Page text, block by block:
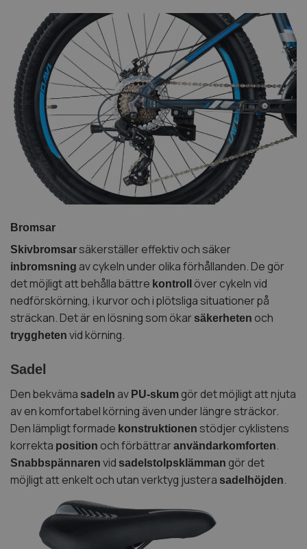
Bromsar
Skivbromsar säkerställer effektiv och säker
inbromsning av cykeln under olika förhållanden. De gör
det möjligt att behålla bättre kontroll
över cykeln vid
nedförskörning, i kurvor och i plötsliga situationer på
sträckan. Det är en lösning som ökar säkerheten och
tryggheten vid körning.
Sadel
Den bekväma sadeln av PU-skum gör det möjligt att njuta
av en komfortabel körning även under längre sträckor.
Den lämpligt formade konstruktionen stödjer cyklistens
korrekta position och förbättrar användarkomforten.
Snabbspännaren vid sadelstolpsklämman gör det
möjligt att enkelt och utan verktyg justera sadelhöjden.